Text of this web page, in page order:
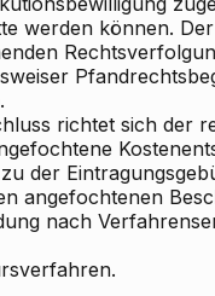
werden können.
richtet sich der
der
angefochtenen
nach